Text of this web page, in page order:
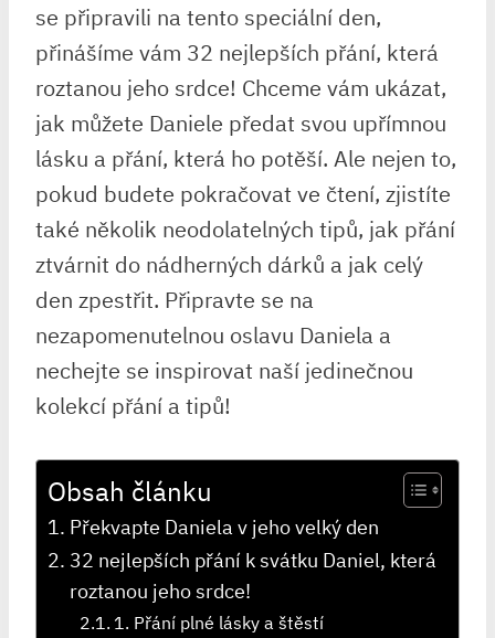
se připravili na tento speciální den,
přinášíme vám 32 nejlepších přání, která
roztanou jeho srdce! Chceme vám ukázat,
jak můžete Daniele předat svou upřímnou
lásku a přání, která ho potěší. Ale nejen to,
pokud budete pokračovat ve čtení, zjistíte
také několik neodolatelných tipů, jak přání
ztvárnit do nádherných dárků a jak celý
den zpestřit. Připravte se na
nezapomenutelnou oslavu Daniela a
nechejte se inspirovat naší jedinečnou
kolekcí přání a tipů!
Obsah článku
Překvapte Daniela v jeho velký den
32 nejlepších přání k svátku Daniel, která
roztanou jeho srdce!
1. Přání plné lásky a štěstí